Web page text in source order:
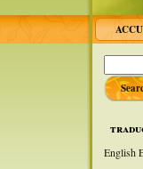
English